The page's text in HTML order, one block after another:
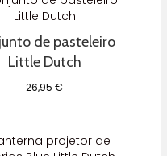
de pasteleiro
Little Dutch
26,95€